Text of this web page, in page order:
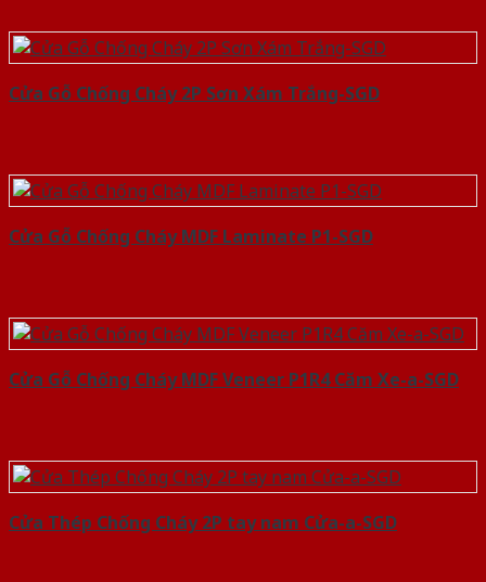
Cửa Gỗ Chống Cháy 2P Sơn Xám Trắng-SGD
Cửa Gỗ Chống Cháy MDF Laminate P1-SGD
Cửa Gỗ Chống Cháy MDF Veneer P1R4 Căm Xe-a-SGD
Cửa Thép Chống Cháy 2P tay nam Cửa-a-SGD